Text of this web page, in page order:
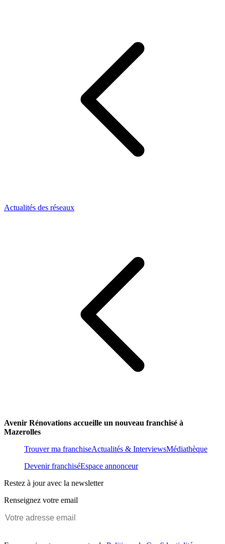
Actualités des réseaux
Avenir Rénovations accueille un nouveau franchisé à
Mazerolles
Trouver ma franchiseActualités & InterviewsMédiathèque
Devenir franchiséEspace annonceur
Restez à jour avec la newsletter
Renseignez votre email